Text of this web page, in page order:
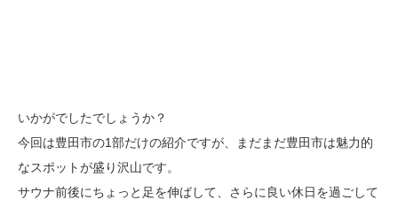
いかがでしたでしょうか？
今回は豊田市の1部だけの紹介ですが、まだまだ豊田市は魅力的
なスポットが盛り沢山です。
サウナ前後にちょっと足を伸ばして、さらに良い休日を過ごして